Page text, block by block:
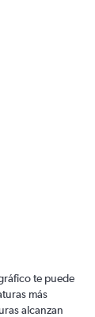
te puede
más
alcanzan